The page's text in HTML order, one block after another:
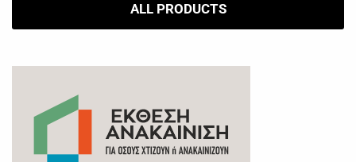
ALL PRODUCTS